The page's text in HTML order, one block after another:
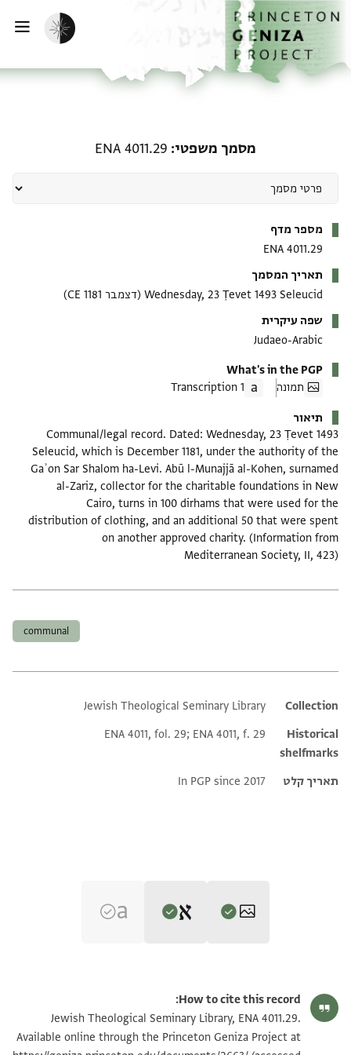
לתוכןהבית
הפעלת מצב כהה
מסמך משפטי ENA 4011.29
מספר מדף
ENA 4011.29
תאריך המסמך
Wednesday, 23 Ṭevet 1493 Seleucid (דצמבר 1181 CE)
שפה עיקרית
Judaeo-Arabic
What's in the PGP
תמונה
1 Transcription
תיאור
Communal/legal record. Dated: Wednesday, 23 Ṭevet 1493
Seleucid, which is December 1181, under the authority of the
Gaʾon Sar Shalom ha-Levi. Abū l-Munajjā al-Kohen, surnamed
al-Zariz, collector for the charitable foundations in New
Cairo, turns in 100 dirhams that were used for the
distribution of clothing, and an additional 50 that were spent
on another approved charity. (Information from
Mediterranean Society, II, 423)
communal
Additional metadata
Collection
Jewish Theological Seminary Library
Historical
shelfmarks
ENA 4011, fol. 29; ENA 4011, f. 29
תאריך קלט In PGP since 2017
S. D. Goitein's unpublished edition (1950–85).
אחצר אלכהן אלשיך אבו אלמנגא
אלזריז גאבי רבע אלהקדש
ENA 4011.29 1 הגדל וסובב
מן אגרה תשרי ומרחשון
How to cite this record:
Jewish Theological Seminary Library, ENA 4011.29.
Available online through the Princeton Geniza Project at